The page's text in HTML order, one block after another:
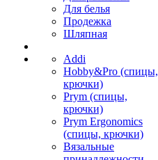
Для белья
Продежка
Шляпная
Addi
Hobby&Pro (спицы,
крючки)
Prym (спицы,
крючки)
Prym Ergonomics
(спицы, крючки)
Вязальные